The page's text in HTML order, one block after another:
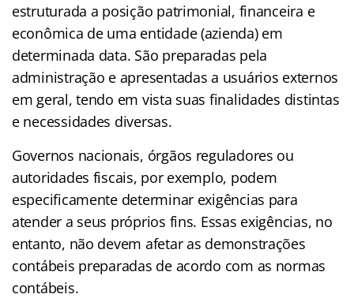
estruturada a posição patrimonial, financeira e
econômica de uma entidade (azienda) em
determinada data. São preparadas pela
administração e apresentadas a usuários externos
em geral, tendo em vista suas finalidades distintas
e necessidades diversas.
Governos nacionais, órgãos reguladores ou
autoridades fiscais, por exemplo, podem
especificamente determinar exigências para
atender a seus próprios fins. Essas exigências, no
entanto, não devem afetar as demonstrações
contábeis preparadas de acordo com as normas
contábeis.